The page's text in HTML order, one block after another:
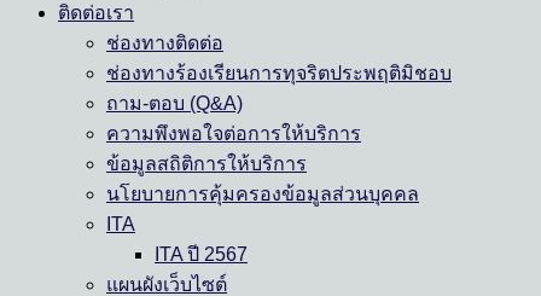
ติดต่อเรา
ช่องทางติดต่อ
ช่องทางร้องเรียนการทุจริตประพฤติมิชอบ
ถาม-ตอบ (Q&A)
ความพึงพอใจต่อการให้บริการ
ข้อมูลสถิติการให้บริการ
นโยบายการคุ้มครองข้อมูลส่วนบุคคล
ITA
ITA ปี 2567
แผนผังเว็บไซต์